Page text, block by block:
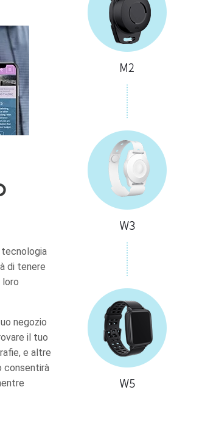
di tenere
negozio
il tuo
e altre
consentirà